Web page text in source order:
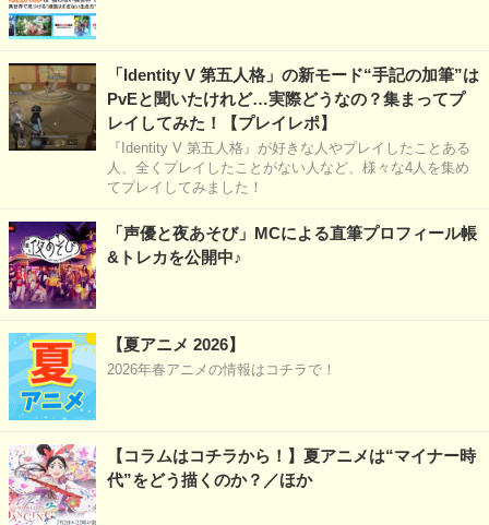
「Identity V 第五人格」の新モード“手記の加筆”は
PvEと聞いたけれど…実際どうなの？集まってプ
レイしてみた！【プレイレポ】
『Identity V 第五人格』が好きな人やプレイしたことある
人、全くプレイしたことがない人など、様々な4人を集め
てプレイしてみました！
「声優と夜あそび」MCによる直筆プロフィール帳
&トレカを公開中♪
【夏アニメ 2026】
2026年春アニメの情報はコチラで！
【コラムはコチラから！】夏アニメは“マイナー時
代”をどう描くのか？／ほか